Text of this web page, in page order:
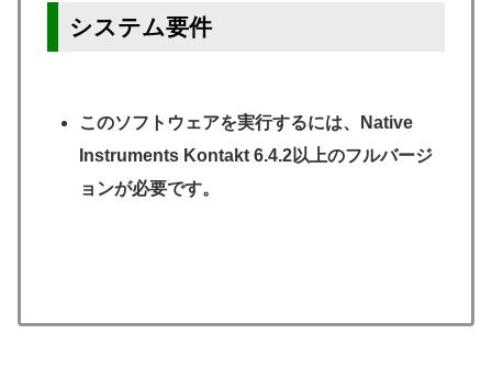
システム要件
このソフトウェアを実行するには、Native
Instruments Kontakt 6.4.2以上のフルバージ
ョンが必要です。